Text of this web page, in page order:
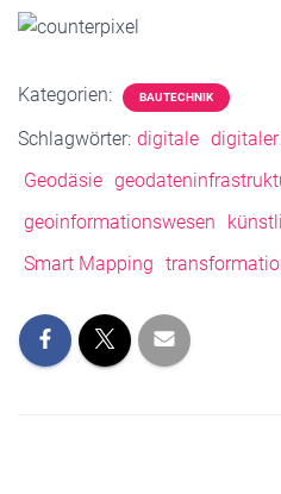
Kategorien: BAUTECHNIK
Schlagwörter: digitale
Geodäsie
geoinformationswesen
Smart Mapping